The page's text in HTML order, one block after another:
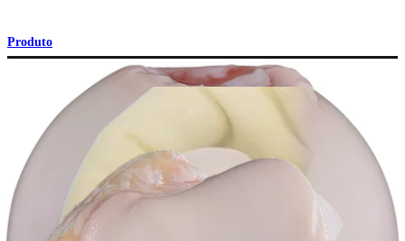
Produto
Como podemos ajudar?
Contacte um representante
Veja eventos, laboratórios e oportunidades educacionais
Inscreva-se para receber: O que há de novo na Arthrex?
Conecte-se conosco
Procedimento